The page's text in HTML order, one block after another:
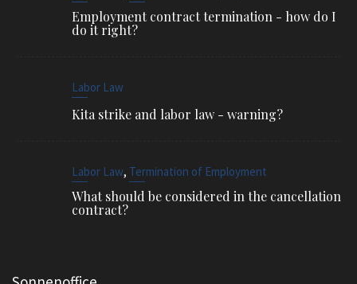
Employment contract termination - how do I
do it right?
Labor Law
Kita strike and labor law - warning?
Labor Law, Termination of Employment
What should be considered in the cancellation
contract?